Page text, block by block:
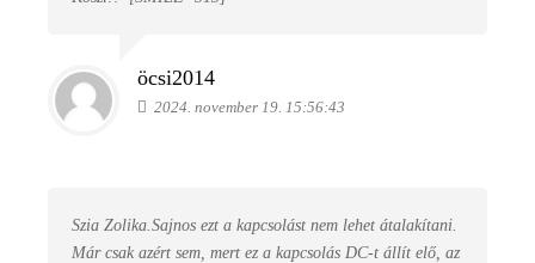
öcsi2014
2024. november 19. 15:56:43
Szia Zolika.Sajnos ezt a kapcsolást nem lehet átalakítani.
Már csak azért sem, mert ez a kapcsolás DC-t állít elő, az